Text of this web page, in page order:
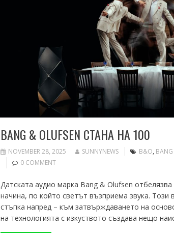
BANG & OLUFSEN СТАНА НА 100
NOVEMBER 28, 2025 SUNNYNEWS B&O,
0 COMMENT
Датската аудио марка Bang & Olufsen
начина, по който светът възприема звука.
стъпка напред – към затвърждаването на
на технологията с изкуството създава нещо